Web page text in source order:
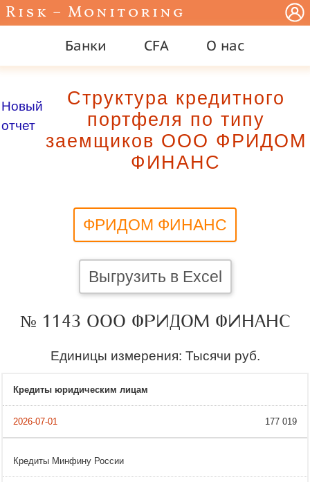
Risk – Monitoring
Банки CFA О нас
Новый
отчет
Структура кредитного
портфеля по типу
заемщиков ООО ФРИДОМ
ФИНАНС
ФРИДОМ ФИНАНС
Выгрузить в Excel
№ 1143 ООО ФРИДОМ ФИНАНС
Единицы измерения: Тысячи руб.
Кредиты юридическим лицам
177 019
Кредиты Минфину России